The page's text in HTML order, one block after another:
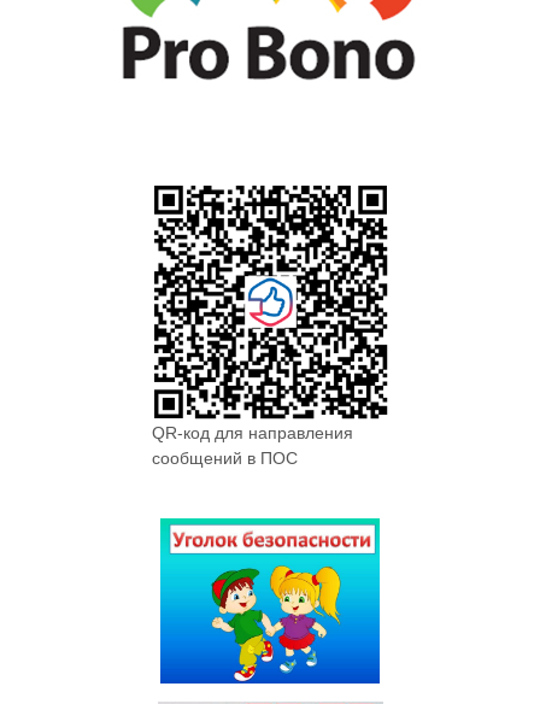
QR-код для направления
сообщений в ПОС